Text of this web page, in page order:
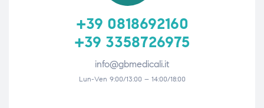
+39 0818692160
+39 3358726975
info@gbmedicali.it
Lun-Ven 9:00/13:00 – 14:00/18:00